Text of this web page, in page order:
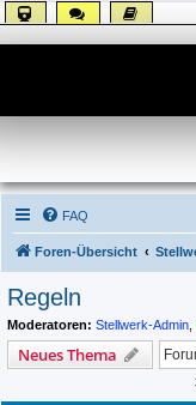
FAQ
Foren-Übersicht
Regeln
Moderatoren: Stellwerk-Admin
Neues Thema